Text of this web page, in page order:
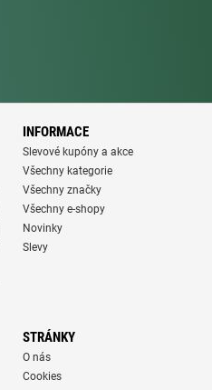
INFORMACE
Slevové kupóny a akce
Všechny kategorie
Všechny značky
Všechny e-shopy
Novinky
Slevy
STRÁNKY
O nás
Cookies